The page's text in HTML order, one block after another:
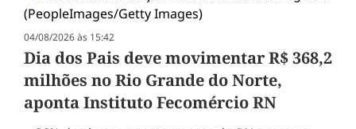
04/08/2026 às 15:42
Dia dos Pais deve movimentar R$ 368,2
milhões no Rio Grande do Norte,
aponta Instituto Fecomércio RN